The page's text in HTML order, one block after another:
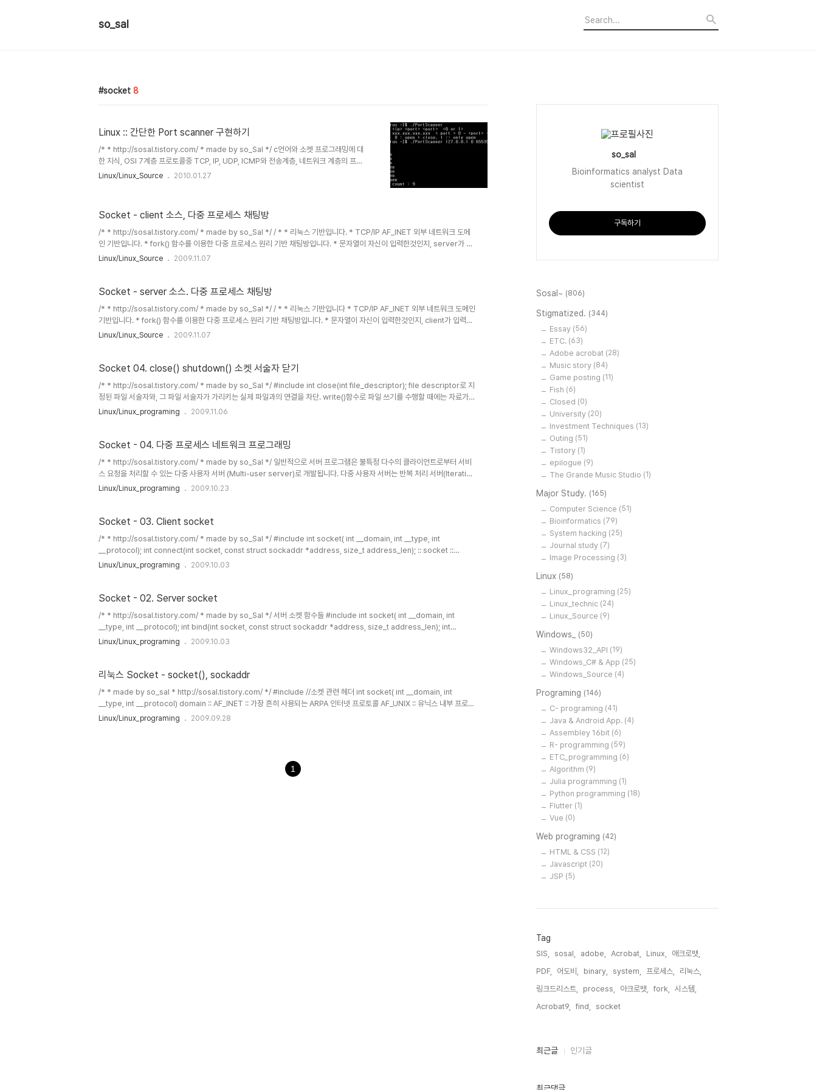
so_sal
socket 8
Linux :: 간단한 Port scanner 구현하기
/* * http://sosal.tistory.com/ * made by so_Sal */ c언어와 소켓 프로그래밍에 대
한 지식, OSI 7계층 프로토콜중 TCP, IP, UDP, ICMP와 전송계층, 네트워크 계층의 프로
토콜 지식이 있으면 충분히 이해할 수 있는 간단한 내용입니다. 예제 소스도 아주 간단하게
보세요. 1. port? 2. portscan? 3. 예제 소스 CTF 해킹방어대회나 서버 모의 해킹을 할
때 가장 기본적으로 하는것중에 하..
Linux/Linux_Source 2010.01.27
Socket - client 소스, 다중 프로세스 채팅방
/* * http://sosal.tistory.com/ * made by so_Sal */ / * * 리눅스 기반입니다. * TCP/IP AF_INET 외부 네트워크 도메
인 기반입니다. * fork() 함수를 이용한 다중 프로세스 원리 기반 채팅방입니다. * 문자열이 자신이 입력한것인지, server가 입
력한 것인지 구분하는 ID는 넣지 않았습니다. * exit를 입력하거나 받으면 종료됩니다. * 최대로 보낼수있는. 받을수 있는 문자
Linux/Linux_Source 2009.11.07
Socket - server 소스. 다중 프로세스 채팅방
/* * http://sosal.tistory.com/ * made by so_Sal */ / * * 리눅스 기반입니다 * TCP/IP AF_INET 외부 네트워크 도메인
기반입니다. * fork() 함수를 이용한 다중 프로세스 원리 기반 채팅방입니다. * 문자열이 자신이 입력한것인지, client가 입력한
것인지 구분하는 ID는 넣지 않았습니다. * exit를 입력하거나 받으면 종료됩니다. * 최대로 보낼수있는. 받을수 있는 문자열의
Linux/Linux_Source 2009.11.07
Socket 04. close() shutdown() 소켓 서술자 닫기
/* * http://sosal.tistory.com/ * made by so_Sal */ #include int close(int file_descriptor); file descriptor로 지
정된 파일 서술자와, 그 파일 서술자가 가리키는 실제 파일과의 연결을 차단. write()함수로 파일 쓰기를 수행할 때에는 자료가
실제로 기억되었는지 확인하지 못할 수 있다. 그래서 이런경우에 close의 반환값을 점검한다. 성공시 0, 실패시 -1 반환.
Linux/Linux_programing 2009.11.06
Socket - 04. 다중 프로세스 네트워크 프로그래밍
/* * http://sosal.tistory.com/ * made by so_Sal */ 일반적으로 서버 프로그램은 불특정 다수의 클라이언트로부터 서비
스 요청을 처리할 수 있는 다중 사용자 서버 (Multi-user server)로 개발됩니다. 다중 사용자 서버는 반복 처리 서버(Iterative
Server)와 동시 처리 서버(Concurrent Server)로 개발될 수 있습니다. 반복 처리 서버는 개발하기 쉽고 이해하기 쉽지만, 사
로세스와 다중 스레드 등이 존..
Linux/Linux_programing 2009.10.23
Socket - 03. Client socket
/* * http://sosal.tistory.com/ * made by so_Sal */ #include int socket( int __domain, int __type, int
__protocol); int connect(int socket, const struct sockaddr *address, size_t address_len); :: socket ::
Socket - 01. Socket(), sockaddr 글을 참조하세요. :: connect :: Socket - 02. Socket - Server socket 글을 참조하
Linux/Linux_programing 2009.10.03
Socket - 02. Server socket
/* * http://sosal.tistory.com/ * made by so_Sal */ 서버 소켓 함수들 #include int socket( int __domain, int
__type, int __protocol); int bind(int socket, const struct sockaddr *address, size_t address_len); int
listen(int socket, int backlog); int accept(int socket,struct sockaddr *address, size_t address_len); int
Linux/Linux_programing 2009.10.03
리눅스 Socket - socket(), sockaddr
/* * made by so_sal * http://sosal.tistory.com/ */ #include //소켓 관련 헤더 int socket( int __domain, int
__type, int __protocol) domain :: AF_INET :: 가장 흔히 사용되는 ARPA 인터넷 프로토콜 AF_UNIX :: 유닉스 내부 프로토
콜 AF_ISO :: 국제 표준 협회 (International Standards Organization) 프로토콜 /usr/include/Linux/socket.h라는 파
Linux/Linux_programing 2009.09.28
1
so_sal
Bioinformatics analyst Data
scientist
구독하기
Sosal~ (806)
Stigmatized. (344)
Essay (56)
ETC. (63)
Adobe acrobat (28)
Music story (84)
Game posting (11)
Fish (6)
Closed (0)
University (20)
Investment Techniques (13)
Outing (51)
Tistory (1)
epilogue (9)
The Grande Music Studio (1)
Major Study. (165)
Computer Science (51)
Bioinformatics (79)
System hacking (25)
Journal study (7)
Image Processing (3)
Linux (58)
Linux_programing (25)
Linux_technic (24)
Linux_Source (9)
Windows_ (50)
Windows32_API (19)
Windows_C# & App (25)
Windows_Source (4)
Programing (146)
C- programing (41)
Java & Android App. (4)
Assembley 16bit (6)
R- programming (59)
ETC_programming (6)
Algorithm (9)
Julia programming (1)
Python programming (18)
Flutter (1)
Vue (0)
Web programing (42)
HTML & CSS (12)
Javascript (20)
JSP (5)
Tag
SIS, sosal, adobe, Acrobat, Linux,
애크로뱃,
PDF,
어도비, binary, system, 프로세스,
리눅스,
링크드리스트,
process, 아크로뱃, fork,
시스템,
Acrobat9,
find, socket,
최
인
최근글 인기글